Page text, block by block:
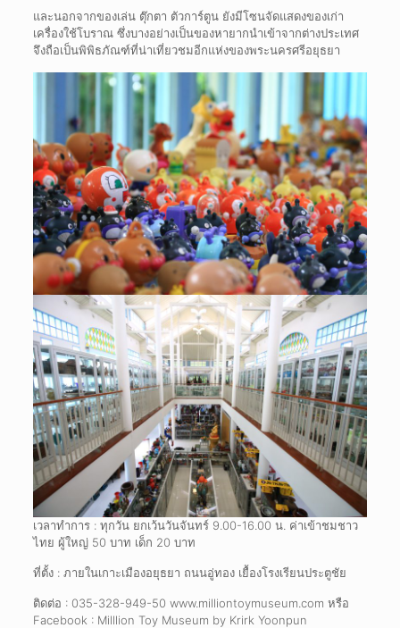
และนอกจากของเล่น ตุ๊กตา ตัวการ์ตูน ยังมีโซนจัดแสดงของเก่า
เครื่องใช้โบราณ ซึ่งบางอย่างเป็นของหายากนำเข้าจากต่างประเทศ
จึงถือเป็นพิพิธภัณฑ์ที่น่าเที่ยวชมอีกแห่งของพระนครศรีอยุธยา
เวลาทำการ : ทุกวัน ยกเว้นวันจันทร์ 9.00-16.00 น. ค่าเข้าชมชาว
ไทย ผู้ใหญ่ 50 บาท เด็ก 20 บาท
ที่ตั้ง : ภายในเกาะเมืองอยุธยา ถนนอู่ทอง เยื้องโรงเรียนประตูชัย
ติดต่อ : 035-328-949-50 www.milliontoymuseum.com หรือ
Facebook : Milllion Toy Museum by Krirk Yoonpun